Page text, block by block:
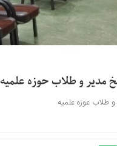
و طلاب حوزه علمیه
عوزه علمیه